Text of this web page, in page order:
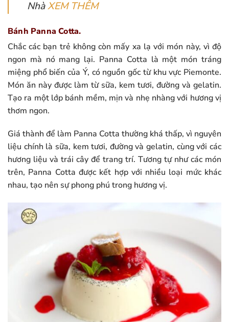
NhàXEM THÊM
Bánh Panna Cotta.
Chắc các bạn trẻ không còn mấy xa lạ với món này, vì độ
ngon mà nó mang lại. Panna Cotta là một món tráng
miệng phổ biến của Ý, có nguồn gốc từ khu vực Piemonte.
Món ăn này được làm từ sữa, kem tươi, đường và gelatin.
Tạo ra một lớp bánh mềm, mịn và nhẹ nhàng với hương vị
thơm ngon.
Giá thành để làm Panna Cotta thường khá thấp, vì nguyên
liệu chính là sữa, kem tươi, đường và gelatin, cùng với các
hương liệu và trái cây để trang trí. Tương tự như các món
trên, Panna Cotta được kết hợp với nhiều loại mức khác
nhau, tạo nên sự phong phú trong hương vị.